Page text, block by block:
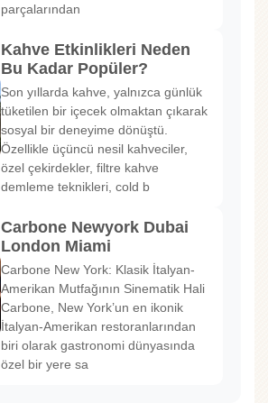
parçalarından
Kahve Etkinlikleri Neden
Bu Kadar Popüler?
Son yıllarda kahve, yalnızca günlük
tüketilen bir içecek olmaktan çıkarak
sosyal bir deneyime dönüştü.
Özellikle üçüncü nesil kahveciler,
özel çekirdekler, filtre kahve
demleme teknikleri, cold b
Carbone Newyork Dubai
London Miami
Carbone New York: Klasik İtalyan-
Amerikan Mutfağının Sinematik Hali
Carbone, New York’un en ikonik
İtalyan-Amerikan restoranlarından
biri olarak gastronomi dünyasında
özel bir yere sa